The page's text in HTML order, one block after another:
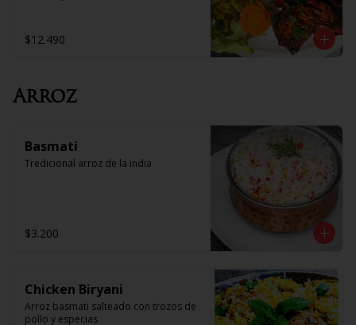
$12.490
Arroz
Basmati
Tredicional arroz de la india
$3.200
Chicken Biryani
Arroz basmati salteado con trozos de
pollo y especias